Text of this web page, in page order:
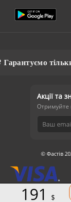
191 $
тільки
Акції та
Отримуйте
© Фастів